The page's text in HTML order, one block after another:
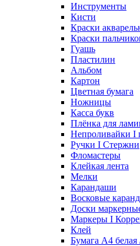
Инструменты
Кисти
Краски
Краски
Гуашь
Пластилин
Альбом
Картон
Цветная бумага
Ножницы
Касса букв
Плёнка для
Непроливайки I
Ручки I Стержни
Фломастеры
Клейкая лента
Мелки
Карандаши
Восковые
Доски
Маркеры I
Клей
Бумага А4 белая